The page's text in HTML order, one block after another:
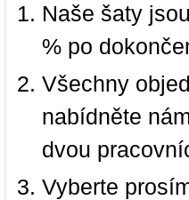
Naše šaty
% po
Všechny
nabídněte
dvou
Vyberte